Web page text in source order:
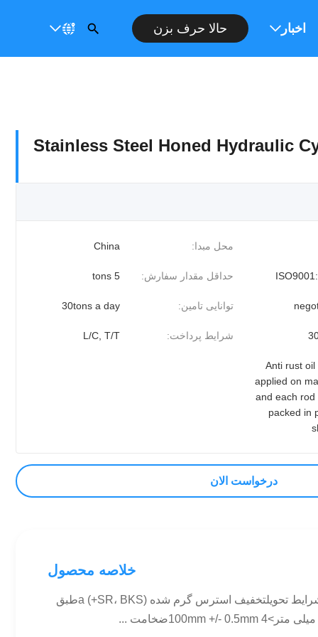
اخبار حالا حرف بزن
Stainless Steel Honed Hydraulic
محل مبدا: China
حداقل مقدار سفارش: 5 tons
توانایی تامین: 30tons a day
شرایط پرداخت: L/C, T/T
Anti rust oil
applied on
and each rod
packed in
درخواست الان
خلاصه محصول
لوله های هیدرولیک بالندری از فولاد ضد زنگ 5.0m - 5.8m توضیحات دقیق محصول 1مشخصاتGB/T، DIN2391، EN10305-1 2شرایط تحویلتخفیف استرس گرم شده a (+SR، BKS)طبق